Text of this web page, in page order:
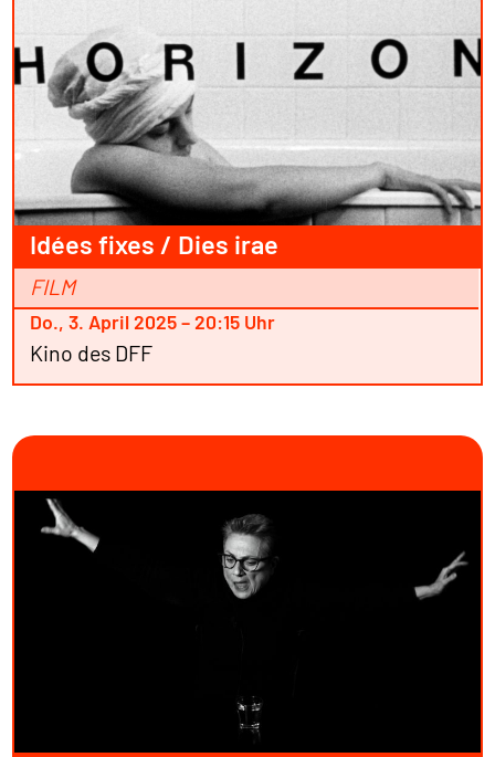
Idées fixes / Dies irae
FILM
Do., 3. April 2025 – 20:15 Uhr
Kino des DFF